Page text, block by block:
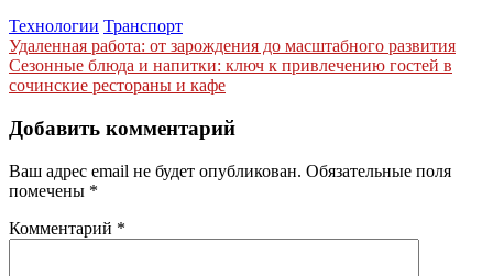
Технологии Транспорт
Навигация
по
Удаленная работа: от зарождения до масштабного развития
Сезонные блюда и напитки: ключ к привлечению гостей в
сочинские рестораны и кафе
Добавить комментарий
Ваш адрес email не будет опубликован. Обязательные поля
помечены *
Комментарий *